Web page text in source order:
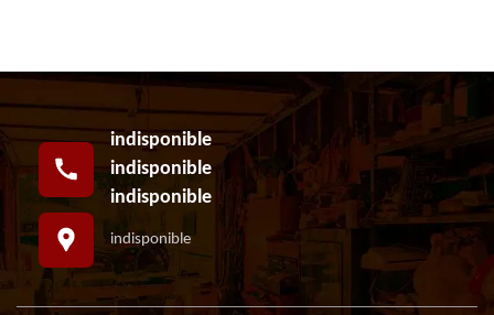
indisponible
indisponible
indisponible
indisponible